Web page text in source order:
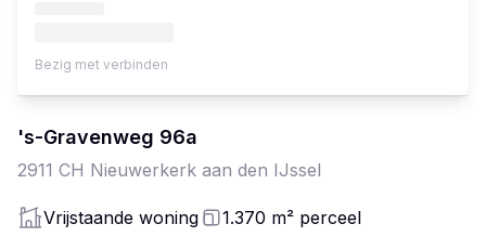
's-Gravenweg 96a
2911 CH Nieuwerkerk aan den IJssel
Vrijstaande woning 1.370 m² perceel
Bezig met verbinden